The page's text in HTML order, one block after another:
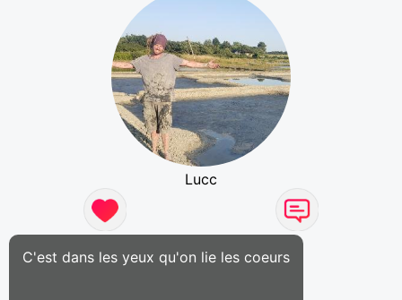
Lucc
C'est dans les yeux qu'on lie les coeurs